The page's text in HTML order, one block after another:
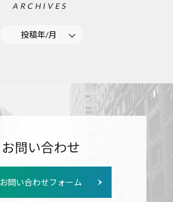
ARCHIVES
投稿年/月
お問い合わせ
お問い合わせフォーム